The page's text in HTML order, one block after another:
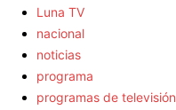
Luna TV
nacional
noticias
programa
programas de televisión